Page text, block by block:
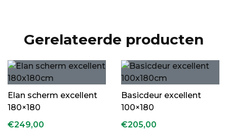
Gerelateerde producten
Elan scherm excellent
180×180
€249,00
Basicdeur excellent
100×180
€205,00